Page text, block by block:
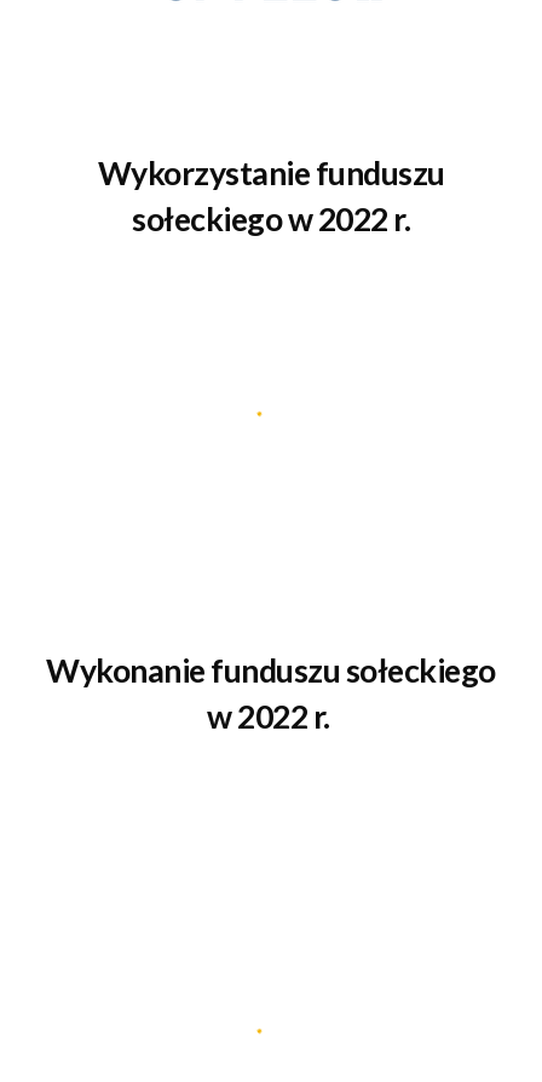
Wykorzystanie funduszu
sołeckiego w 2022 r.
Wykonanie funduszu sołeckiego
w 2022 r.